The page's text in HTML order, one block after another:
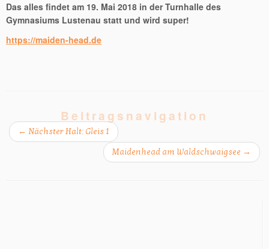
Das alles findet am 19. Mai 2018 in der Turnhalle des
Gymnasiums Lustenau statt und wird super!
https://maiden-head.de
Beitragsnavigation
← Nächster Halt: Gleis 1
Maidenhead am Waldschwaigsee →